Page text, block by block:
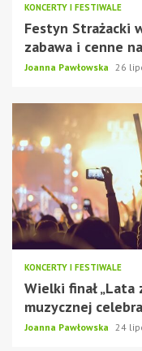
KONCERTY I FESTIWALE
Festyn Strażacki
zabawa i cenne
Joanna Pawłowska 26
KONCERTY I FESTIWALE
Wielki finał „Lata
muzycznej
Joanna Pawłowska 24